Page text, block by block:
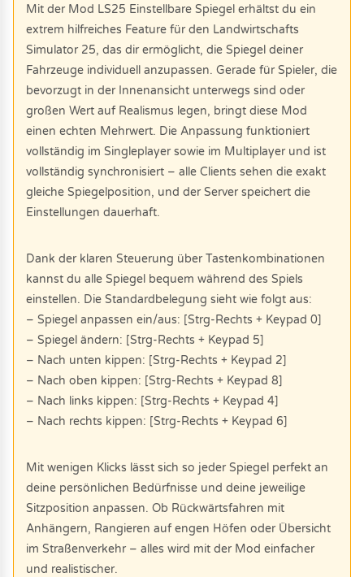
Mit der Mod LS25 Einstellbare Spiegel erhältst du ein
extrem hilfreiches Feature für den Landwirtschafts
Simulator 25, das dir ermöglicht, die Spiegel deiner
Fahrzeuge individuell anzupassen. Gerade für Spieler, die
bevorzugt in der Innenansicht unterwegs sind oder
großen Wert auf Realismus legen, bringt diese Mod
einen echten Mehrwert. Die Anpassung funktioniert
vollständig im Singleplayer sowie im Multiplayer und ist
vollständig synchronisiert – alle Clients sehen die exakt
gleiche Spiegelposition, und der Server speichert die
Einstellungen dauerhaft.
Dank der klaren Steuerung über Tastenkombinationen
kannst du alle Spiegel bequem während des Spiels
einstellen. Die Standardbelegung sieht wie folgt aus:
– Spiegel anpassen ein/aus: [Strg-Rechts + Keypad 0]
– Spiegel ändern: [Strg-Rechts + Keypad 5]
– Nach unten kippen: [Strg-Rechts + Keypad 2]
– Nach oben kippen: [Strg-Rechts + Keypad 8]
– Nach links kippen: [Strg-Rechts + Keypad 4]
– Nach rechts kippen: [Strg-Rechts + Keypad 6]
Mit wenigen Klicks lässt sich so jeder Spiegel perfekt an
deine persönlichen Bedürfnisse und deine jeweilige
Sitzposition anpassen. Ob Rückwärtsfahren mit
Anhängern, Rangieren auf engen Höfen oder Übersicht
im Straßenverkehr – alles wird mit der Mod einfacher
und realistischer.